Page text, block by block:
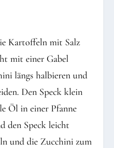
Kartoffeln mit Salz
mit einer Gabel
längs halbieren und
Den Speck klein
Öl in einer Pfanne
den Speck leicht
und die Zucchini zum